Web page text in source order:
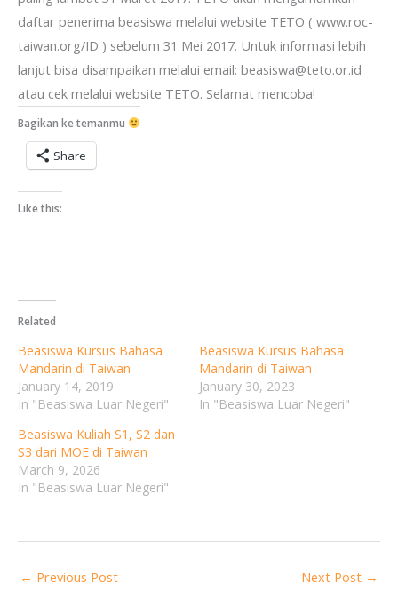
daftar penerima beasiswa melalui website TETO ( www.roc-
taiwan.org/ID ) sebelum 31 Mei 2017. Untuk informasi lebih
lanjut bisa disampaikan melalui email: beasiswa@teto.or.id
atau cek melalui website TETO. Selamat mencoba!
Bagikan ke temanmu
Share
Like this:
Related
Beasiswa Kursus Bahasa
Mandarin di Taiwan
January 14, 2019
In "Beasiswa Luar Negeri"
Beasiswa Kursus Bahasa
Mandarin di Taiwan
January 30, 2023
In "Beasiswa Luar Negeri"
Beasiswa Kuliah S1, S2 dan
S3 dari MOE di Taiwan
March 9, 2026
In "Beasiswa Luar Negeri"
← Previous Post Next Post →